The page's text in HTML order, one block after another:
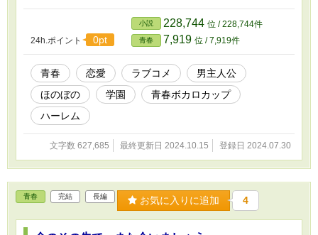
女だった。 不審者は浮浪者に進化する所を慎也の手によって、
出会って早々自宅デートすることに！？ そんな不審者ムーブし
ていた彼女もそれは仮の姿……彼女の本当の姿は現在大ブレイク中
の３人組アイドル、『ストロベリーリキッド』のメンバーだっ
た！！ そんな彼女から何故か弟認定されたり、他のメンバーに
言い寄られたり――――慎也とアイドルを中心とした甘々・イチャ
イチャ・ノンストレス・ラブコメディ！！
24h.ポイント 0pt
小説 228,744 位 / 228,744件
青春 7,919 位 / 7,919件
青春 恋愛 ラブコメ
男主人公
ほのぼの
学園
青春ボカロカップ
ハーレム
文字数 627,685 最終更新日 2024.10.15 登録日 2024.07.30
青春 完結 長編 お気に入りに追加 4